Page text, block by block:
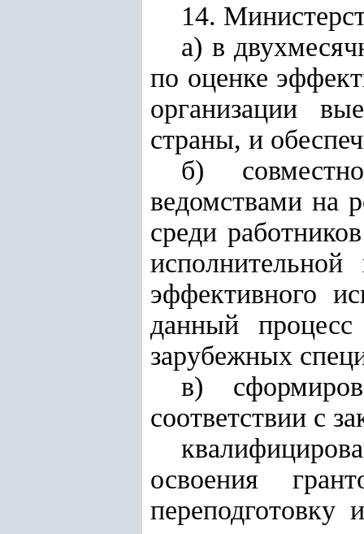
14.
а) в
по оценке
организации
страны, и
б)
ведомствами на
среди
эффективного
данный
зарубежных
в)
соответствии с
освоения